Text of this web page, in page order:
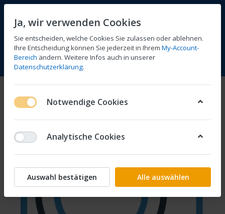
Menü Anmelden Vergleichen Wunschliste
Ja, wir verwenden Cookies
Sie entscheiden, welche Cookies Sie zulassen oder ablehnen.
Ihre Entscheidung können Sie jederzeit in Ihrem My-Account-
Bereich ändern. Weitere Infos auch in unserer
Datenschutzerklärung.
Notwendige Cookies
Analytische Cookies
Auswahl bestätigen Alle auswählen